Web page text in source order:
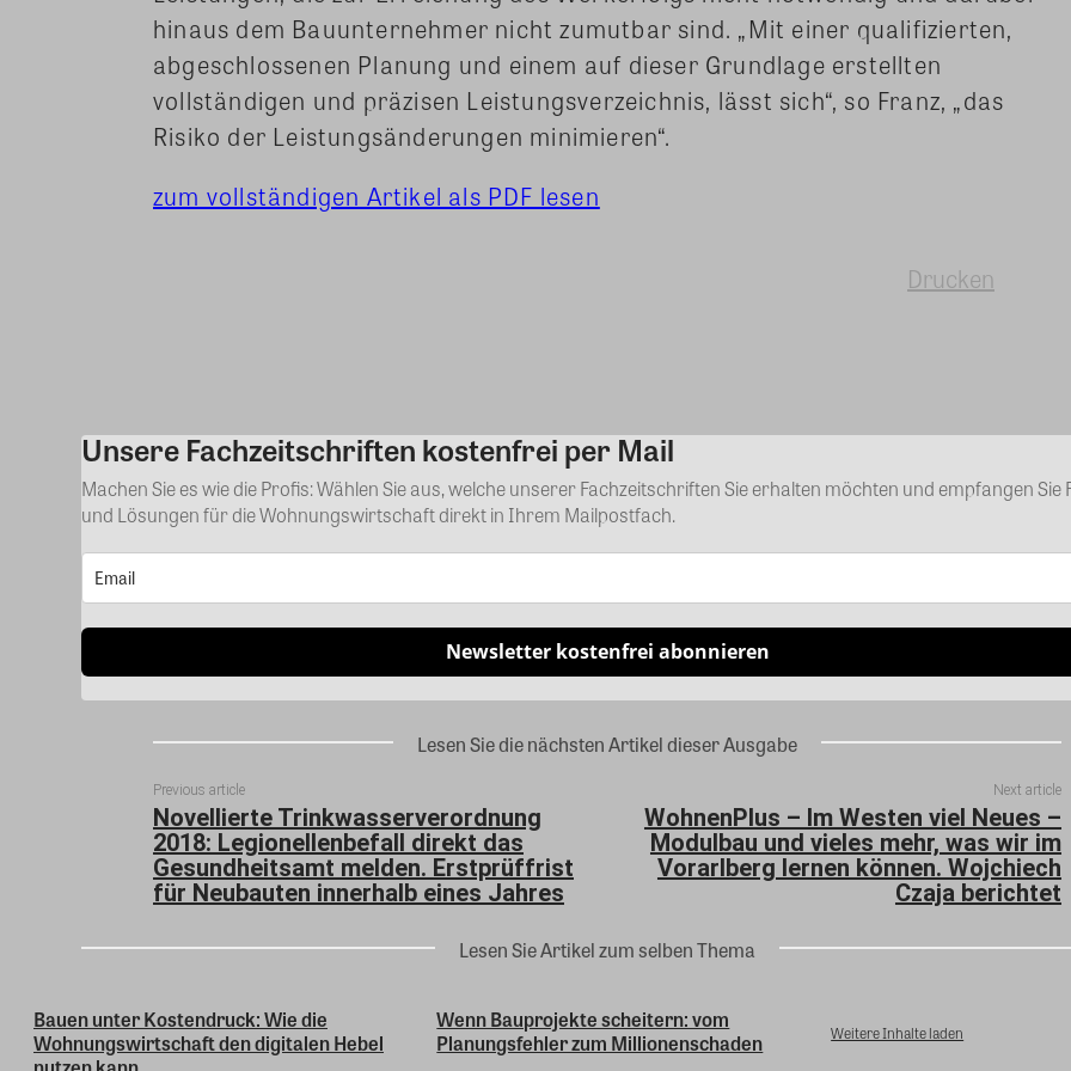
hinaus dem Bauunternehmer nicht zumutbar sind. „Mit einer qualifizierten,
abgeschlossenen Planung und einem auf dieser Grundlage erstellten
vollständigen und präzisen Leistungsverzeichnis, lässt sich“, so Franz, „das
Risiko der Leistungsänderungen minimieren“.
zum vollständigen Artikel als PDF lesen
Drucken
Kommentar
Unsere Fachzeitschriften kostenfrei per Mail
Machen Sie es wie die Profis: Wählen Sie aus, welche unserer Fachzeitschriften Sie erhalten möchten und empfangen Sie
und Lösungen für die Wohnungswirtschaft direkt in Ihrem Mailpostfach.
Newsletter kostenfrei abonnieren
Lesen Sie die nächsten Artikel dieser Ausgabe
Previous article
Novellierte Trinkwasserverordnung
2018: Legionellenbefall direkt das
Gesundheitsamt melden. Erstprüffrist
für Neubauten innerhalb eines Jahres
Next article
WohnenPlus – Im Westen viel Neues –
Modulbau und vieles mehr, was wir im
Vorarlberg lernen können. Wojchiech
Czaja berichtet
Lesen Sie Artikel zum selben Thema
Bauen unter Kostendruck: Wie die
Wohnungswirtschaft den digitalen Hebel
Wenn Bauprojekte scheitern: vom
Planungsfehler zum Millionenschaden
Weitere Inhalte laden